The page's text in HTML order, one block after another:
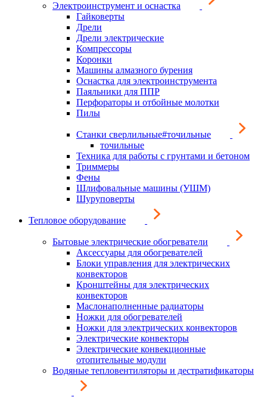
Электроинструмент и оснастка
Гайковерты
Дрели
Дрели электрические
Компрессоры
Коронки
Машины алмазного бурения
Оснастка для электроинструмента
Паяльники для ППР
Перфораторы и отбойные молотки
Пилы
Станки сверлильные#точильные
точильные
Техника для работы с грунтами и бетоном
Триммеры
Фены
Шлифовальные машины (УШМ)
Шуруповерты
Тепловое оборудование
Бытовые электрические обогреватели
Аксессуары для обогревателей
Блоки управления для электрических
конвекторов
Кронштейны для электрических
конвекторов
Маслонаполненные радиаторы
Ножки для обогревателей
Ножки для электрических конвекторов
Электрические конвекторы
Электрические конвекционные
отопительные модули
Водяные тепловентиляторы и дестратификаторы